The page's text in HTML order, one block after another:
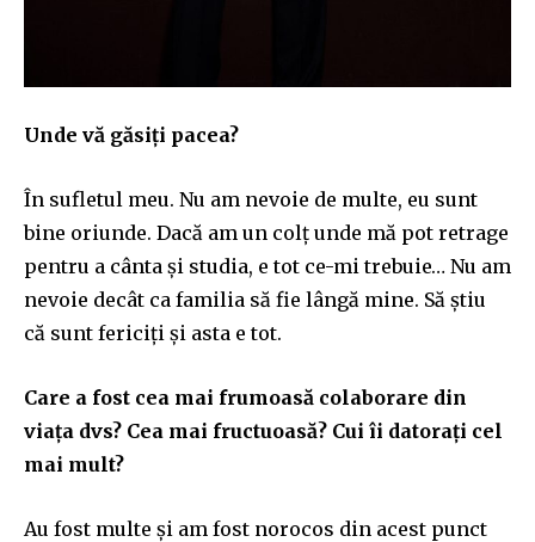
Unde vă găsiți pacea?
În sufletul meu. Nu am nevoie de multe, eu sunt
bine oriunde. Dacă am un colț unde mă pot retrage
pentru a cânta și studia, e tot ce-mi trebuie… Nu am
nevoie decât ca familia să fie lângă mine. Să știu
că sunt fericiți și asta e tot.
Care a fost cea mai frumoasă colaborare din
viața dvs? Cea mai fructuoasă? Cui îi datorați cel
mai mult?
Au fost multe și am fost norocos din acest punct